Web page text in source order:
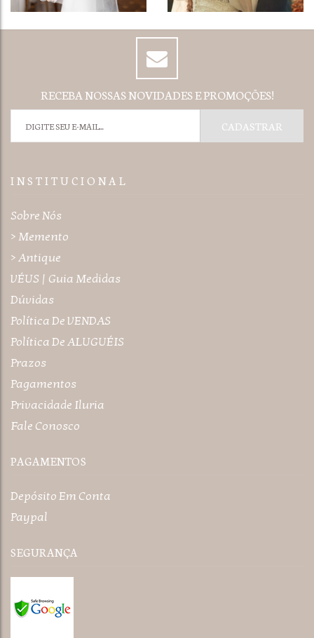
RECEBA NOSSAS NOVIDADES E PROMOÇÕES!
I N S T I T U C I O N A L
Sobre Nós
> Memento
> Antique
VÉUS | Guia Medidas
Dúvidas
Política De VENDAS
Política De ALUGUÉIS
Prazos
Pagamentos
Privacidade Iluria
Fale Conosco
PAGAMENTOS
Depósito Em Conta
Paypal
SEGURANÇA